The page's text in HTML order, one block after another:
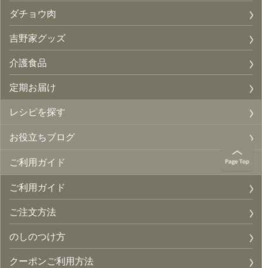
ダチョウ肉
吉野家グッズ
介護食品
定期お届け
レシピを探す
お役立ちブログ
ご利用ガイド
ご利用ガイド
ご注文方法
のしのつけ方
クーポンご利用方法